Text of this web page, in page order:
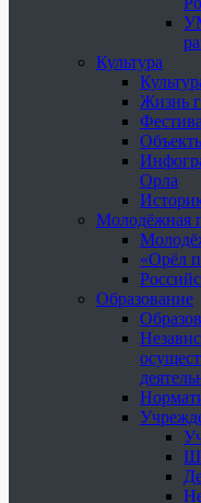
Культура
Жизнь
Орла
Молодёжная
«Орёл
Образование